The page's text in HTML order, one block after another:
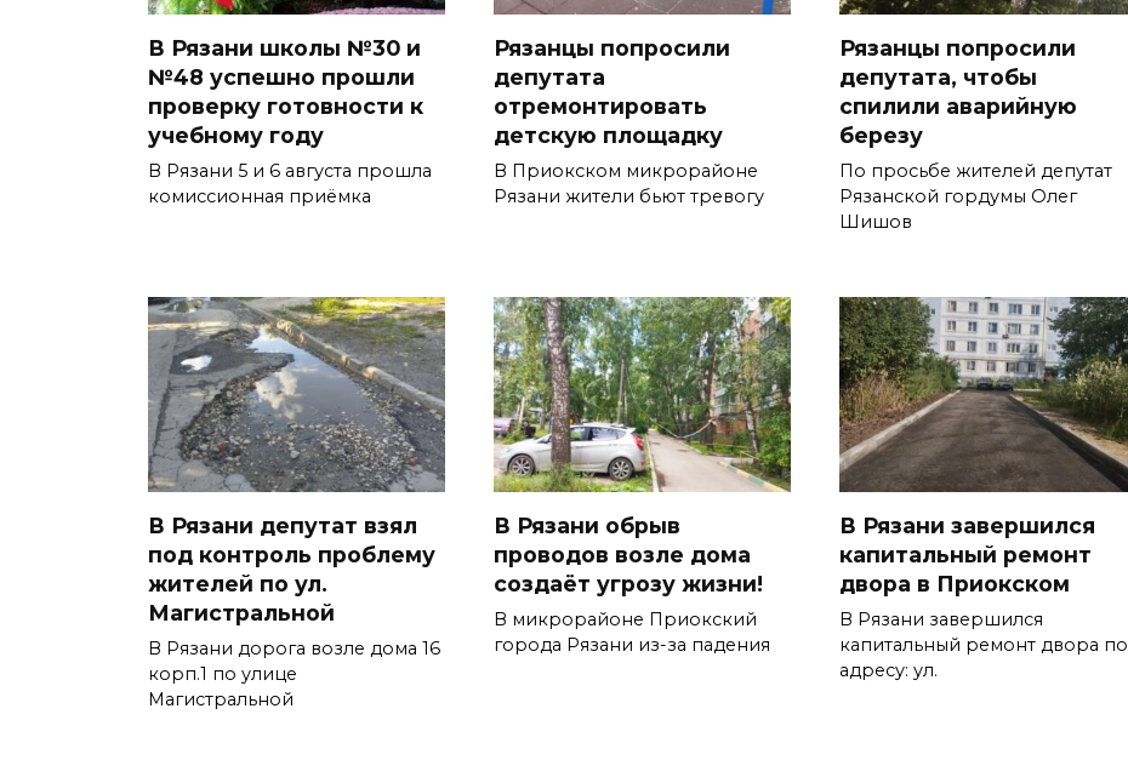
В Рязани школы №30 и
№48 успешно прошли
проверку готовности к
учебному году
В Рязани 5 и 6 августа прошла
комиссионная приёмка
Рязанцы попросили
депутата
отремонтировать
детскую площадку
В Приокском микрорайоне
Рязани жители бьют тревогу
Рязанцы попросили
депутата, чтобы
спилили аварийную
березу
По просьбе жителей депутат
Рязанской гордумы Олег
Шишов
В Рязани депутат взял
под контроль проблему
жителей по ул.
Магистральной
В Рязани дорога возле дома 16
корп.1 по улице
Магистральной
В Рязани обрыв
проводов возле дома
создаёт угрозу жизни!
В микрорайоне Приокский
города Рязани из-за падения
В Рязани завершился
капитальный ремонт
двора в Приокском
В Рязани завершился
капитальный ремонт двора по
адресу: ул.